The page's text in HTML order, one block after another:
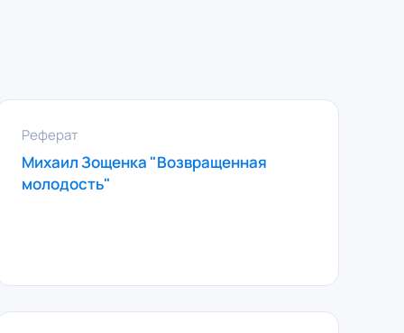
Реферат
Михаил Зощенка "Возвращенная
молодость"